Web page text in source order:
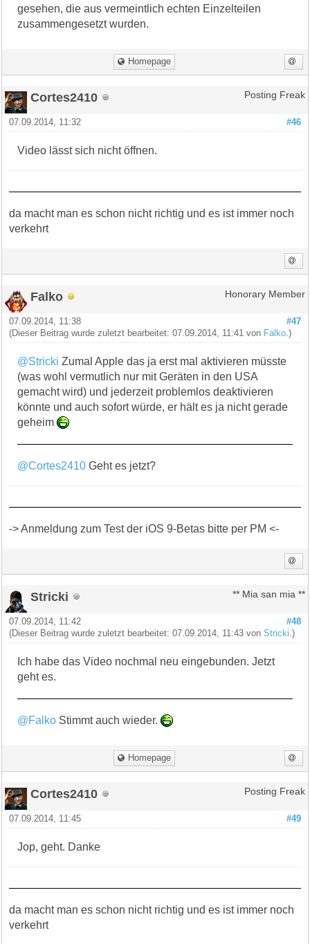
gesehen, die aus vermeintlich echten Einzelteilen
zusammengesetzt wurden.
Homepage
Cortes2410 Posting Freak
#46
07.09.2014, 11:32
Video lässt sich nicht öffnen.
da macht man es schon nicht richtig und es ist immer noch
verkehrt
Falko Honorary Member
#47
07.09.2014, 11:38
(Dieser Beitrag wurde zuletzt bearbeitet: 07.09.2014, 11:41 von Falko .)
@Stricki Zumal Apple das ja erst mal aktivieren müsste
(was wohl vermutlich nur mit Geräten in den USA
gemacht wird) und jederzeit problemlos deaktivieren
könnte und auch sofort würde, er hält es ja nicht gerade
geheim
@Cortes2410 Geht es jetzt?
-> Anmeldung zum Test der iOS 9-Betas bitte per PM <-
Stricki ** Mia san mia **
#48
07.09.2014, 11:42
(Dieser Beitrag wurde zuletzt bearbeitet: 07.09.2014, 11:43 vonStricki .)
Ich habe das Video nochmal neu eingebunden. Jetzt
geht es.
@Falko Stimmt auch wieder.
Homepage
Cortes2410 Posting Freak
#49
07.09.2014, 11:45
Jop, geht. Danke
da macht man es schon nicht richtig und es ist immer noch
verkehrt